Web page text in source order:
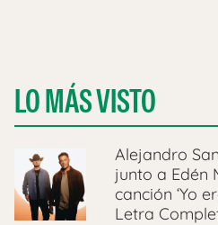
LO MÁS VISTO
Alejandro
junto a Edén
canción ‘Yo
Letra